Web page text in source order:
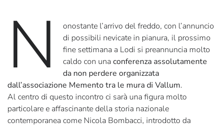
N
onostante l’arrivo del freddo, con l’annuncio
di possibili nevicate in pianura, il prossimo
fine settimana a Lodi si preannuncia molto
caldo con unaconferenza assolutamente
da non perdere organizzata
dall’associazione Memento tra le mura di Vallum.
Al centro di questo incontro ci sarà una figura molto
particolare e affascinante della storia nazionale
contemporanea come Nicola Bombacci, introdotto da